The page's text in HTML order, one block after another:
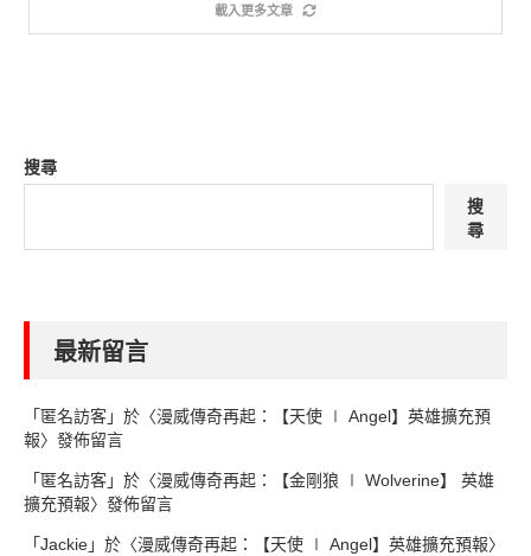
載入更多文章
搜尋
搜
尋
最新留言
「匿名訪客」於〈漫威傳奇再起：【天使 ∣ Angel】英雄擴充預
報〉發佈留言
「匿名訪客」於〈漫威傳奇再起：【金剛狼 ∣ Wolverine】 英雄
擴充預報〉發佈留言
「Jackie」於〈漫威傳奇再起：【天使 ∣ Angel】英雄擴充預報〉